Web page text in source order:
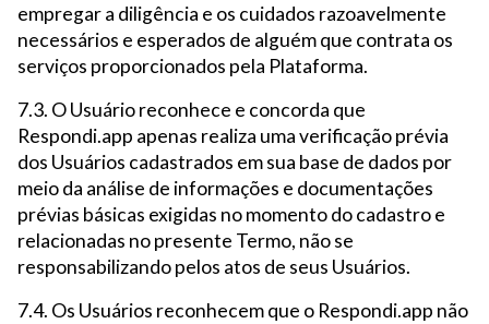
empregar a diligência e os cuidados razoavelmente
necessários e esperados de alguém que contrata os
serviços proporcionados pela Plataforma.
7.3. O Usuário reconhece e concorda que
Respondi.app apenas realiza uma verificação prévia
dos Usuários cadastrados em sua base de dados por
meio da análise de informações e documentações
prévias básicas exigidas no momento do cadastro e
relacionadas no presente Termo, não se
responsabilizando pelos atos de seus Usuários.
7.4. Os Usuários reconhecem que o Respondi.app não